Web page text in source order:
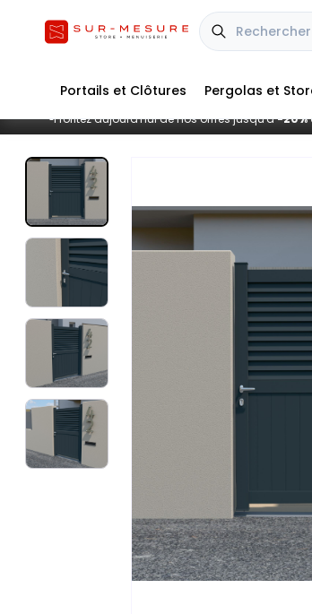
■Profitez aujourd'hui de nos offres jusqu'à-
Portails et Clôtures Pergolas et